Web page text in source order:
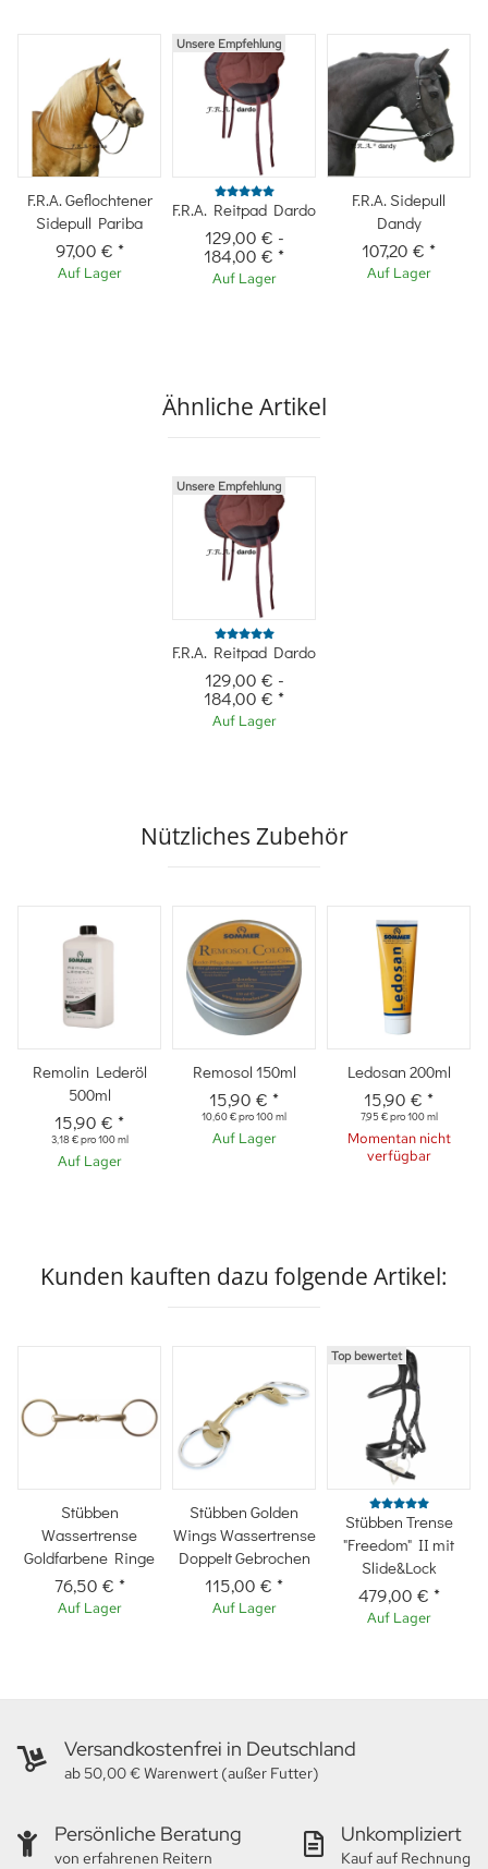
F.R.A. Geflochtener
Sidepull Pariba
97,00 € *
Auf Lager
Unsere Empfehlung
F.R.A. Reitpad Dardo
129,00 € -
184,00 € *
Auf Lager
F.R.A. Sidepull
Dandy
107,20 € *
Auf Lager
Ähnliche Artikel
Unsere Empfehlung
F.R.A. Reitpad Dardo
129,00 € -
184,00 € *
Auf Lager
Nützliches Zubehör
Remolin Lederöl
500ml
15,90 € *
3,18 € pro 100 ml
Auf Lager
Remosol 150ml
15,90 € *
10,60 € pro 100 ml
Auf Lager
Ledosan 200ml
15,90 € *
7,95 € pro 100 ml
Momentan nicht
verfügbar
Kunden kauften dazu folgende Artikel:
Stübben
Wassertrense
Goldfarbene Ringe
76,50 € *
Auf Lager
Stübben Golden
Wings Wassertrense
Doppelt Gebrochen
115,00 € *
Auf Lager
Top bewertet
Stübben Trense
"Freedom" II mit
Slide&Lock
479,00 € *
Auf Lager
Versandkostenfrei in Deutschland
ab 50,00 € Warenwert (außer Futter)
Persönliche Beratung
von erfahrenen Reitern
Unkompliziert
Kauf auf Rechnung